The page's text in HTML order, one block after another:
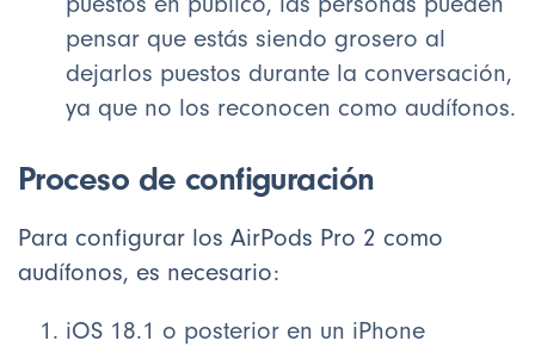
pensar que estás siendo grosero al
dejarlos puestos durante la conversación,
ya que no los reconocen como audífonos.
Proceso de configuración
Para configurar los AirPods Pro 2 como
audífonos, es necesario:
iOS 18.1 o posterior en un iPhone